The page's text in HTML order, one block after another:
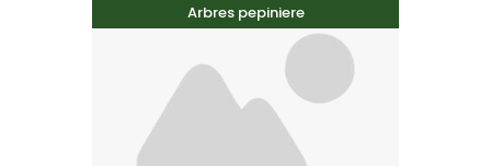
Arbres pepiniere